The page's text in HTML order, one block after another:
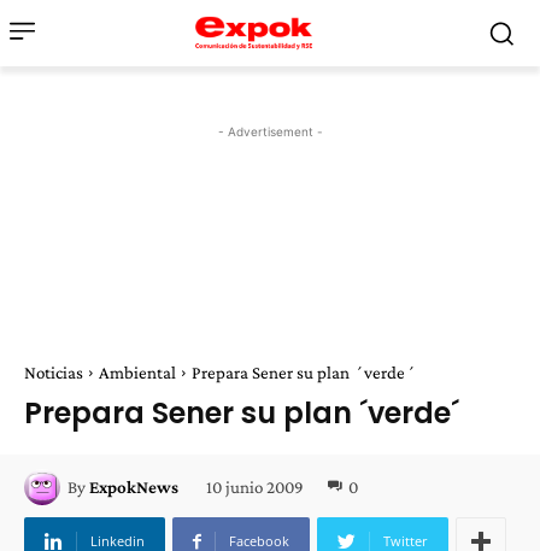
- Advertisement -
Noticias Ambiental Prepara Sener su plan ´verde´
Prepara Sener su plan ´verde´
ByExpokNews 10 junio 2009 0
Linkedin Facebook Twitter